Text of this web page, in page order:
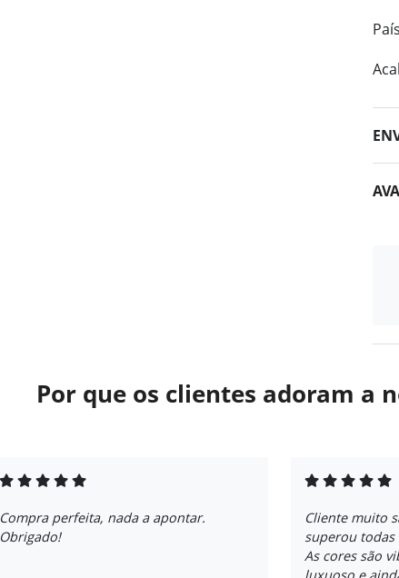
Por que os clientes adoram a
Compra perfeita, nada a apontar.
Obrigado!
Cliente muito
superou todas
As cores são